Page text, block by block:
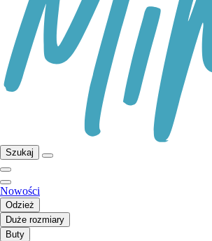
Szukaj
Nowości
Odzież
Duże rozmiary
Buty